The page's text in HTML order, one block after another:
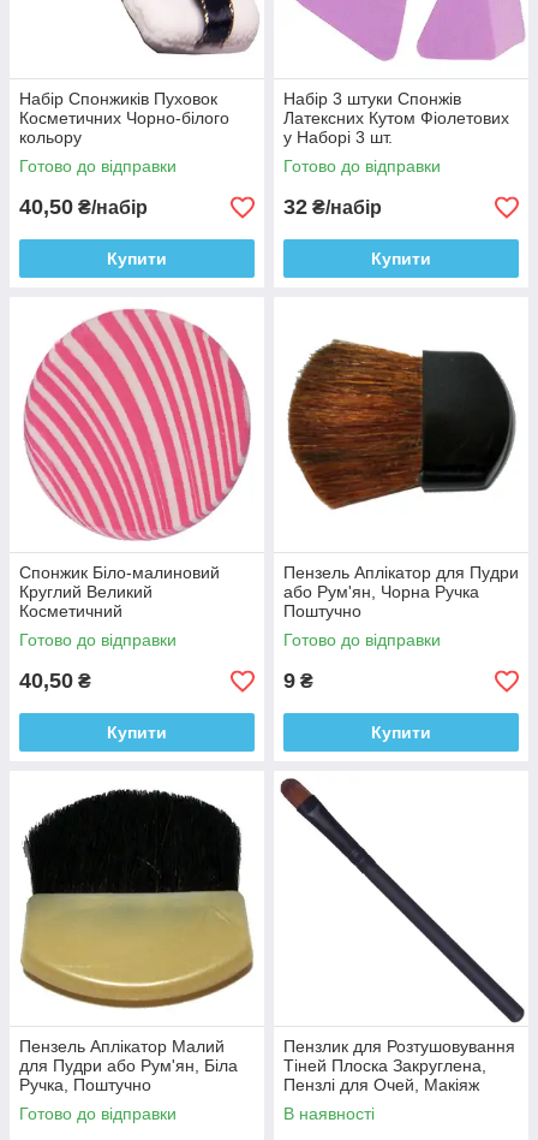
Набір Спонжиків Пуховок
Косметичних Чорно-білого
кольору
Готово до відправки
40,50 ₴/набір
Купити
Набір 3 штуки Спонжів
Латексних Кутом Фіолетових
у Наборі 3 шт.
Готово до відправки
32 ₴/набір
Купити
Спонжик Біло-малиновий
Круглий Великий
Косметичний
Готово до відправки
40,50 ₴
Купити
Пензель Аплікатор для Пудри
або Рум'ян, Чорна Ручка
Поштучно
Готово до відправки
9 ₴
Купити
Пензель Аплікатор Малий
для Пудри або Рум'ян, Біла
Ручка, Поштучно
Готово до відправки
Пензлик для Розтушовування
Тіней Плоска Закруглена,
Пензлі для Очей, Макіяж
В наявності